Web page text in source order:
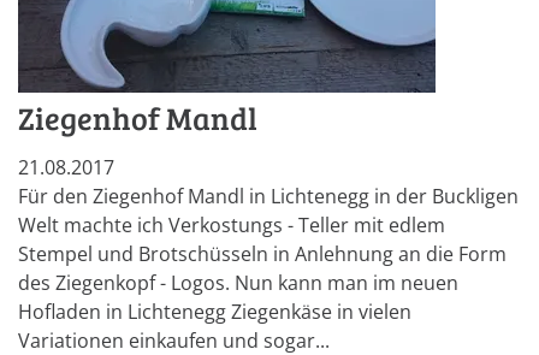
Ziegenhof Mandl
21.08.2017
Für den Ziegenhof Mandl in Lichtenegg in der Buckligen
Welt machte ich Verkostungs - Teller mit edlem
Stempel und Brotschüsseln in Anlehnung an die Form
des Ziegenkopf - Logos. Nun kann man im neuen
Hofladen in Lichtenegg Ziegenkäse in vielen
Variationen einkaufen und sogar...